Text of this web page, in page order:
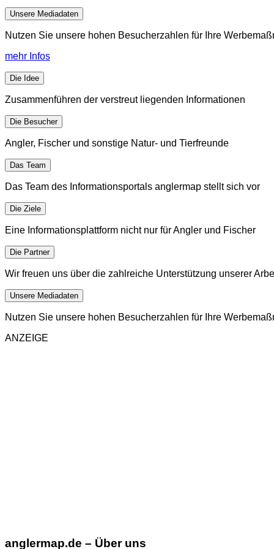
Unsere Mediadaten
Nutzen Sie unsere hohen Besucherzahlen für Ihre
mehr Infos
Die Idee
Zusammenführen der verstreut liegenden Informationen
Die Besucher
Angler, Fischer und sonstige Natur- und Tierfreunde
Das Team
Das Team des Informationsportals anglermap stellt sich vor
Die Ziele
Eine Informationsplattform nicht nur für Angler und Fischer
Die Partner
Wir freuen uns über die zahlreiche Unterstützung unserer
Unsere Mediadaten
Nutzen Sie unsere hohen Besucherzahlen für Ihre
ANZEIGE
anglermap.de – Über uns